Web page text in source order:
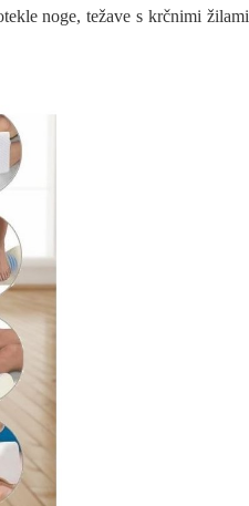
noge, težave s krčnimi žilami